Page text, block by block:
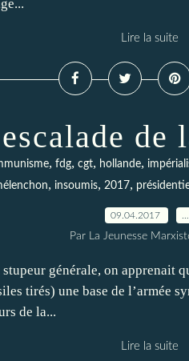
Lire la suite
de
, fdg, cgt, hollande,
, insoumis, 2017,
09.04.2017
Par La Jeunesse
générale, on apprenait
tirés) une base de l’armée
de la...
Lire la suite